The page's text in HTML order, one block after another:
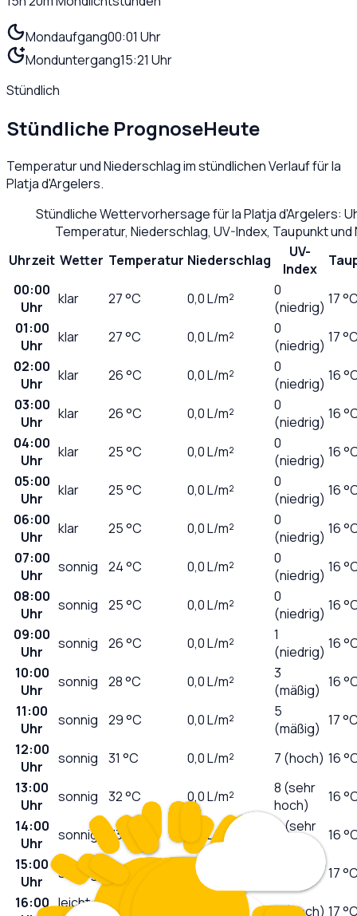
Mondaufgang00:01 Uhr
Monduntergang15:21 Uhr
Stündlich
Stündliche PrognoseHeute
Temperatur und Niederschlag im stündlichen Verlauf fürla
Platja d'Argelers.
Stündliche Wettervorhersage fürla Platja d'Argelers:
Temperatur, Niederschlag, UV-Index, Taupunkt
Uhrzeit Wetter Temperatur Niederschlag
UV-
Index
00:00
Uhr
klar 27°C 0,0L/m²
0
(niedrig) 17
01:00
Uhr
klar 27°C 0,0L/m²
0
(niedrig) 17
02:00
Uhr
klar 26°C 0,0L/m²
0
(niedrig) 16
03:00
Uhr
klar 26°C 0,0L/m²
0
(niedrig) 16
04:00
Uhr
klar 25°C 0,0L/m²
0
(niedrig) 16
05:00
Uhr
klar 25°C 0,0L/m²
0
(niedrig) 16
06:00
Uhr
klar 25°C 0,0L/m²
0
(niedrig) 16
07:00
Uhr
sonnig 24°C 0,0L/m²
0
(niedrig) 16
08:00
Uhr
sonnig 25°C 0,0L/m²
0
(niedrig) 16
09:00
Uhr
sonnig 26°C 0,0L/m²
1
(niedrig) 16
10:00
Uhr
sonnig 28°C 0,0L/m²
3
(mäßig) 16
11:00
Uhr
sonnig 29°C 0,0L/m²
5
(mäßig) 17
12:00
Uhr
sonnig 31 °C 0,0L/m² 7 (hoch) 16
13:00
Uhr
sonnig 32°C 0,0L/m²
8 (sehr
hoch)
16
14:00
Uhr
sonnig 33 L/m²
9 (sehr
16
15:00
Uhr
sonnig 0,0
17
16:00 leicht
33 6 (hoch) 17